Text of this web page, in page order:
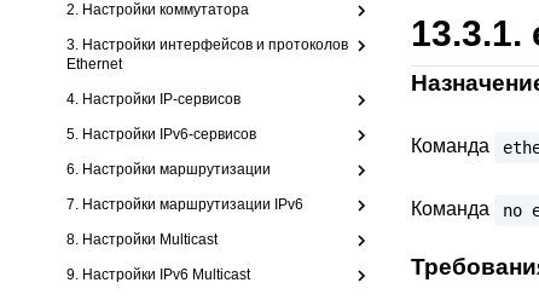
2. Настройки коммутатора
3. Настройки интерфейсов и протоколов
Ethernet
4. Настройки IP-сервисов
5. Настройки IPv6-сервисов
6. Настройки маршрутизации
7. Настройки маршрутизации IPv6
8. Настройки Multicast
9. Настройки IPv6 Multicast
13.3.1.
Команда
Команда no